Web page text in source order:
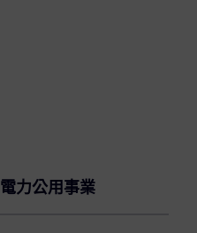
電力公用事業